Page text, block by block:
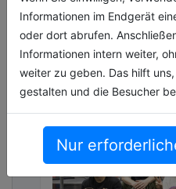
Informationen im Endgerät
oder dort abrufen.
Informationen intern weiter,
weiter zu geben. Das hilft
gestalten und die Besucher
Nur
08.06.2026, Lesezeit ca.
events